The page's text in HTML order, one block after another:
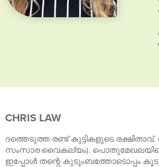
CHRIS LAW
ദത്തെടുത്ത രണ്ട് കുട്ടികളുടെ
സംസാര വൈകല്യം). പൊതുമേഖലയിലെ
ഇപ്പോൾ തന്റെ കുടുംബത്തോടൊപ്പം